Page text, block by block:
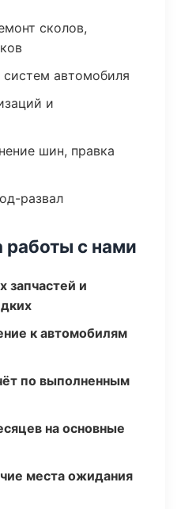
сколов,
систем автомобиля
и
шин, правка
развал
с нами
запчастей и
к автомобилям
по выполненным
на основные
места ожидания